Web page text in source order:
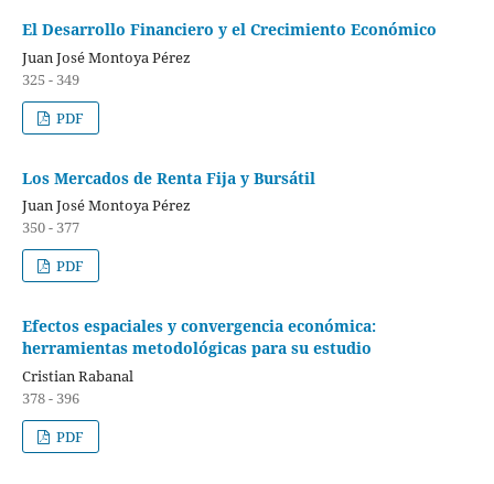
El Desarrollo Financiero y el Crecimiento Económico
Juan José Montoya Pérez
325 - 349
PDF
Los Mercados de Renta Fija y Bursátil
Juan José Montoya Pérez
350 - 377
PDF
Efectos espaciales y convergencia económica:
herramientas metodológicas para su estudio
Cristian Rabanal
378 - 396
PDF